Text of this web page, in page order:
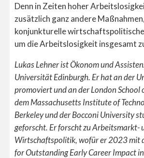
Denn in Zeiten hoher
zusätzlich ganz andere
konjunkturelle
um die Arbeitslosigkeit insgesamt
Lukas Lehner ist Ökonom und
Universität Edinburgh. Er hat an der
promoviert und an der London School
dem Massachusetts Institute of
Berkeley und der Bocconi University
geforscht. Er forscht zu Arbeitsmarkt-
Wirtschaftspolitik, wofür er 2023 mit
for Outstanding Early Career Impact